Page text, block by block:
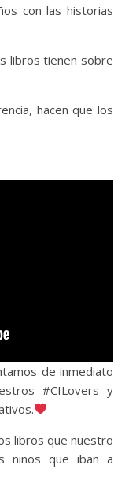
con las historias
libros tienen sobre
hacen que los
de inmediato
#CILovers y
libros que nuestro
niños que iban a